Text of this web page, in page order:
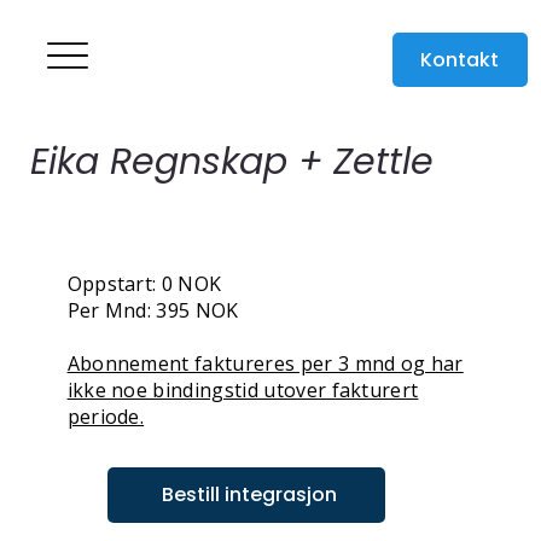
Kontakt
Oppstart: 0 NOK
Per Mnd: 395 NOK
Abonnement faktureres per 3 mnd og har
ikke noe bindingstid utover fakturert
periode.
Bestill integrasjon
Eika Regnskap + Zettle